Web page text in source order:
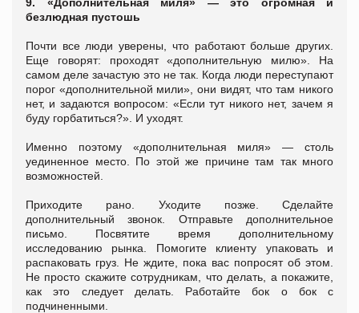
безлюдная пустошь
Почти все люди уверены, что работают больше других.
Еще говорят: проходят «дополнительную милю». На
самом деле зачастую это не так. Когда люди переступают
порог «дополнительной мили», они видят, что там никого
нет, и задаются вопросом: «Если тут никого нет, зачем я
буду горбатиться?». И уходят.
Именно поэтому «дополнительная миля» ― столь
уединенное место. По этой же причине там так много
возможностей.
Приходите рано. Уходите позже. Сделайте
дополнительный звонок. Отправьте дополнительное
письмо. Посвятите время дополнительному
исследованию рынка. Помогите клиенту упаковать и
распаковать груз. Не ждите, пока вас попросят об этом.
Не просто скажите сотрудникам, что делать, а покажите,
как это следует делать. Работайте бок о бок с
подчиненными.